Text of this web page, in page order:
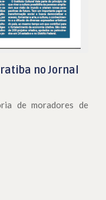
no Jornal
de moradores de